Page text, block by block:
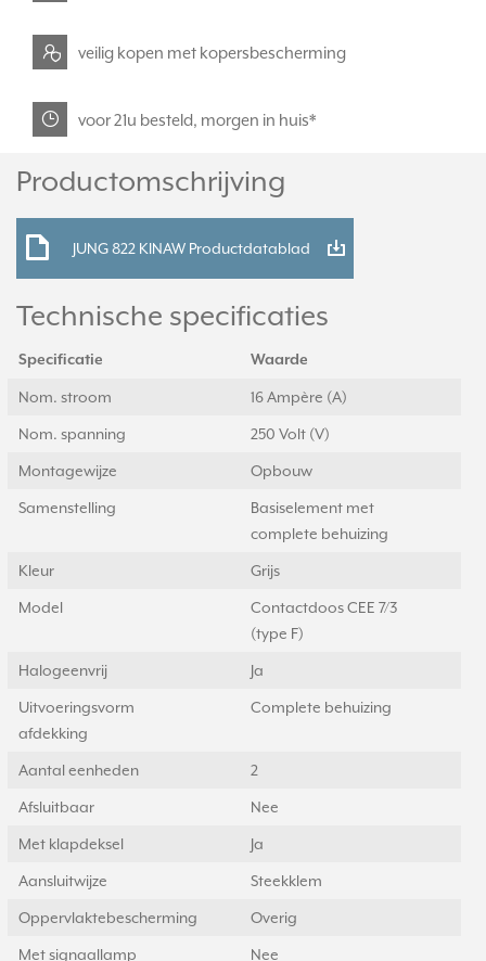
veilig kopen met kopersbescherming
voor 21u besteld, morgen in huis*
Productomschrijving
JUNG 822 KINAW Productdatablad
Technische specificaties
Specificatie Waarde
Nom. stroom 16 Ampère (A)
Nom. spanning 250 Volt (V)
Montagewijze Opbouw
Samenstelling
Basiselement met
complete behuizing
Kleur Grijs
Model
Contactdoos CEE 7/3
(type F)
Halogeenvrij Ja
Uitvoeringsvorm
afdekking
Complete behuizing
Aantal eenheden 2
Afsluitbaar Nee
Met klapdeksel Ja
Aansluitwijze Steekklem
Oppervlaktebescherming Overig
Met signaallamp Nee